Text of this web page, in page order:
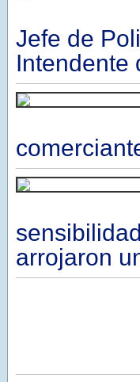
Jefe de
Intendente
arrojaron